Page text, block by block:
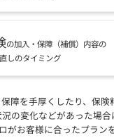
の加入・保障（補償）内容の
しのタイミング
障を手厚くしたり、保険
の変化などがあった場合
がお客様に合ったプラン